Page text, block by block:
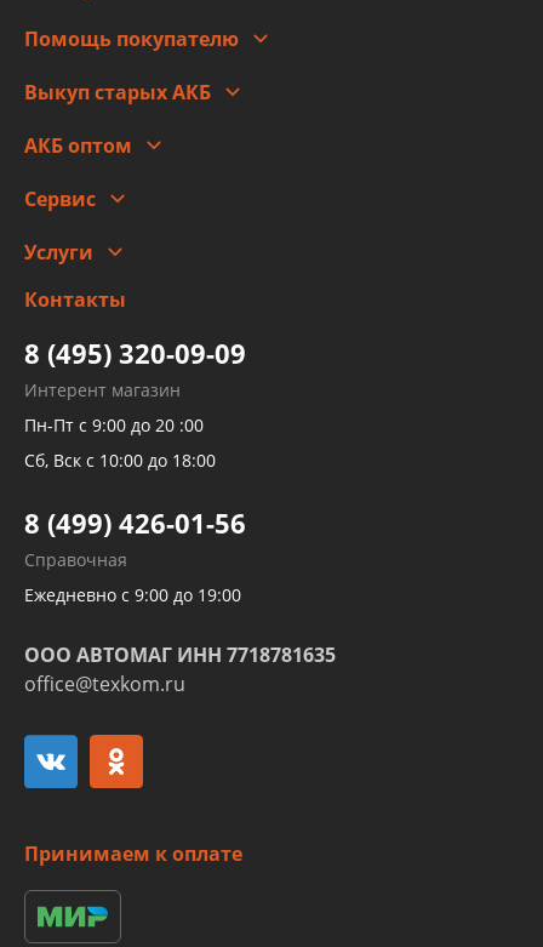
Правовая информация
Помощь покупателю
Оплата
Гарантии и возврат
Выкуп старых АКБ
АКБ оптом
Сервис
Заправка кондиционера авто
Детейлинг
Услуги
высокого давления
Тормозных трубок
Рукавов гидроусилителей
Рукавов компрессоров и турбин
Трубок кондиционеров
Развертка пайка медных стальных
алюминиевых трубок и штуцеров
Контакты
8 (495) 320-09-09
Интерент магазин
Пн-Пт с 9:00 до 20 :00
Сб, Вск с 10:00 до 18:00
8 (499) 426-01-56
Справочная
Ежедневно с 9:00 до 19:00
ООО АВТОМАГ ИНН 7718781635
office@texkom.ru
Принимаем к оплате